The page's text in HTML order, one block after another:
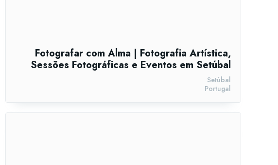
Fotografar com Alma | Fotografia Artística,
Sessões Fotográficas e Eventos em Setúbal
Portugal
Setúbal